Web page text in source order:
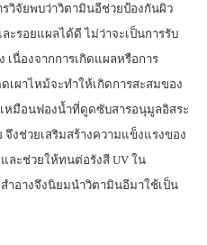
จัยพบว่าวิตามินอีช่วยป้องกันผิว
ะรอยแผลได้ดี ไม่ว่าจะเป็นการรับ
นื่องจากการเกิดแผลหรือการ
เผาไหม้จะทำให้เกิดการสะสมของ
หมือนฟองน้ำที่ดูดซับสารอนุมูลอิสระ
จึงช่วยเสริมสร้างความแข็งแรงของ
ละช่วยให้ทนต่อรังสี UV ใน
อางจึงนิยมนำวิตามินอีมาใช้เป็น